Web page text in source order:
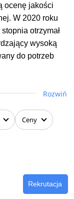
jakości
produktu
produktu
ocenę jakości
W 2020 roku
otrzymał
wysoką
do potrzeb
możesz :
i
Rozwiń
Ceny
Rekrutacja